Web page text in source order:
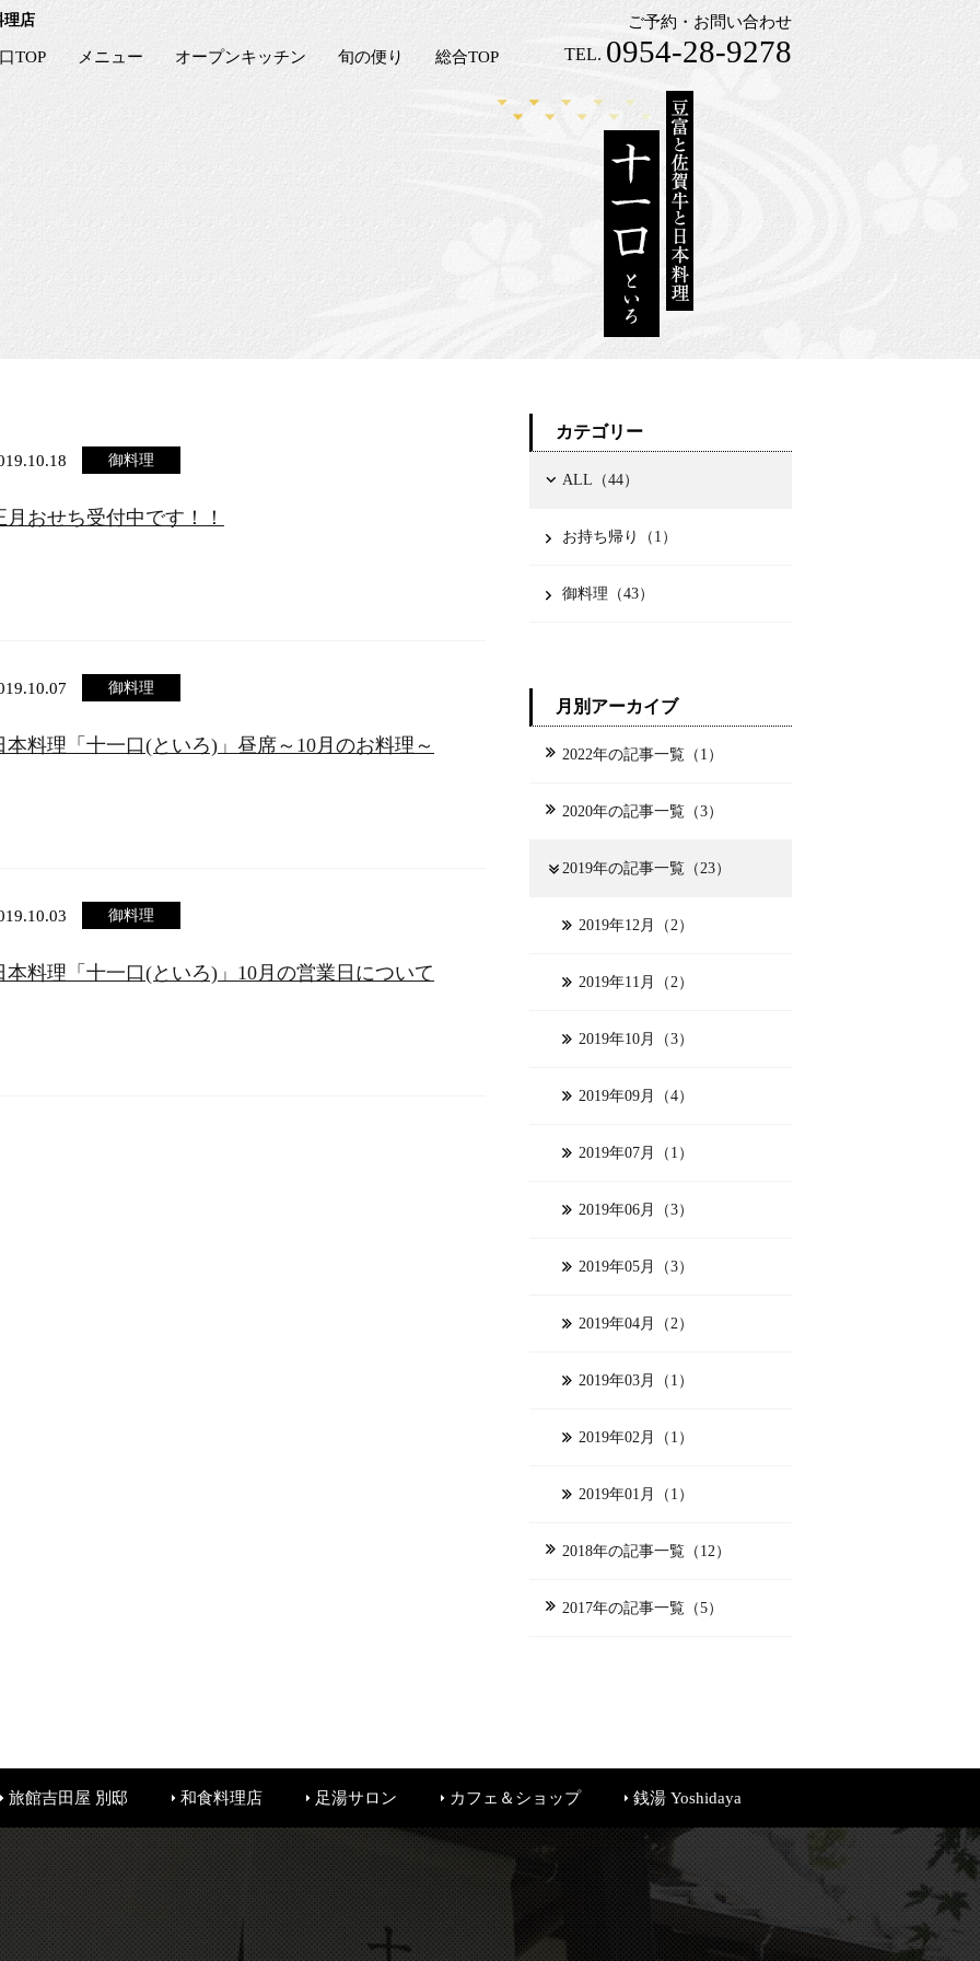
理店
TOP メニュー オープンキッチン 旬の便り 総合TOP
ご予約・お問い合わせ
TEL. 0954-28-9278
御料理
月おせち受付中です！！
御料理
本料理「十一口(といろ)」昼席～10月のお料理～
御料理
本料理「十一口(といろ)」10月の営業日について
カテゴリー
ALL（44）
お持ち帰り（1）
御料理（43）
月別アーカイブ
2022年の記事一覧（1）
2020年の記事一覧（3）
2019年の記事一覧（23）
2019年12月（2）
2019年11月（2）
2019年10月（3）
2019年09月（4）
2019年07月（1）
2019年06月（3）
2019年05月（3）
2019年04月（2）
2019年03月（1）
2019年02月（1）
2019年01月（1）
2018年の記事一覧（12）
2017年の記事一覧（5）
旅館吉田屋 別邸 和食料理店 足湯サロン カフェ＆ショップ 銭湯 Yoshidaya